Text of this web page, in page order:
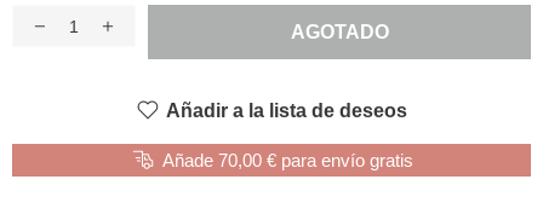
AGOTADO
Añadir a la lista de deseos
Añade 70,00 € para envío gratis